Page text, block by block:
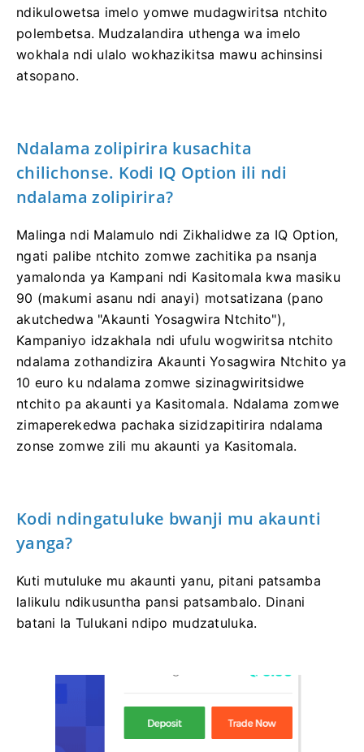
ndikulowetsa imelo yomwe mudagwiritsa ntchito
polembetsa. Mudzalandira uthenga wa imelo
wokhala ndi ulalo wokhazikitsa mawu achinsinsi
atsopano.
Ndalama zolipirira kusachita
chilichonse. Kodi IQ Option ili ndi
ndalama zolipirira?
Malinga ndi Malamulo ndi Zikhalidwe za IQ Option,
ngati palibe ntchito zomwe zachitika pa nsanja
yamalonda ya Kampani ndi Kasitomala kwa masiku
90 (makumi asanu ndi anayi) motsatizana (pano
akutchedwa "Akaunti Yosagwira Ntchito"),
Kampaniyo idzakhala ndi ufulu wogwiritsa ntchito
ndalama zothandizira Akaunti Yosagwira Ntchito ya
10 euro ku ndalama zomwe sizinagwiritsidwe
ntchito pa akaunti ya Kasitomala. Ndalama zomwe
zimaperekedwa pachaka sizidzapitirira ndalama
zonse zomwe zili mu akaunti ya Kasitomala.
Kodi ndingatuluke bwanji mu akaunti
yanga?
Kuti mutuluke mu akaunti yanu, pitani patsamba
lalikulu ndikusuntha pansi patsambalo. Dinani
batani la Tulukani ndipo mudzatuluka.